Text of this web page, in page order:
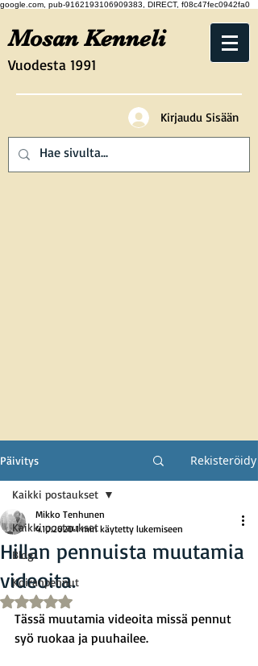
google.com, pub-9162193106909383, DIRECT, f08c47fec0942fa0
Vuodesta 1991
Mosan Kenneli
Kirjaudu Sisään
Päivitys Rekisteröidy
Kaikki postaukset
Blogi
Koiranpennut
Kaikki postaukset
Hillan pennuista muutamia
videoita.
Mikko Tenhunen
4.10.2020 1 min käytetty lukemiseen
Arvostelun tähtimäärä: epäluku/5
Tässä muutamia videoita missä pennut
syö ruokaa ja puuhailee.